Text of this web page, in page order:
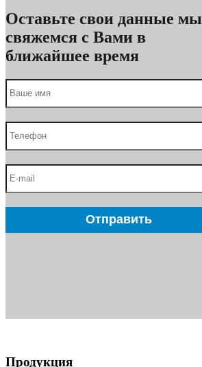
Оставьте свои данные мы
свяжемся с Вами в
ближайшее время
Продукция